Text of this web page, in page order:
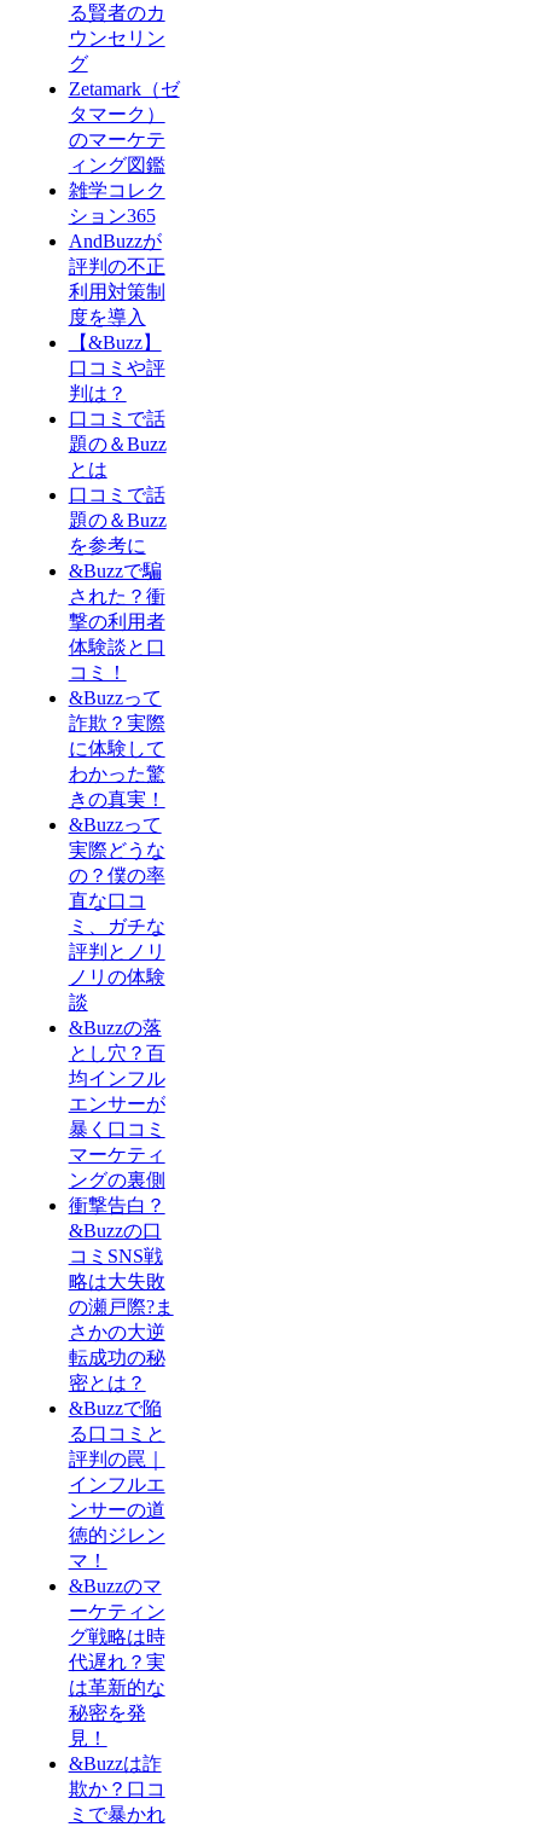
る賢者のカ
ウンセリン
グ
Zetamark（ゼ
タマーク）
のマーケテ
ィング図鑑
雑学コレク
ション365
AndBuzzが
評判の不正
利用対策制
度を導入
【&Buzz】
口コミや評
判は？
口コミで話
題の＆Buzz
とは
口コミで話
題の＆Buzz
を参考に
&Buzzで騙
された？衝
撃の利用者
体験談と口
コミ！
&Buzzって
詐欺？実際
に体験して
わかった驚
きの真実！
&Buzzって
実際どうな
の？僕の率
直な口コ
ミ、ガチな
評判とノリ
ノリの体験
談
&Buzzの落
とし穴？百
均インフル
エンサーが
暴く口コミ
マーケティ
ングの裏側
衝撃告白？
&Buzzの口
コミSNS戦
略は大失敗
の瀬戸際?ま
さかの大逆
転成功の秘
密とは？
&Buzzで陥
る口コミと
評判の罠｜
インフルエ
ンサーの道
徳的ジレン
マ！
&Buzzのマ
ーケティン
グ戦略は時
代遅れ？実
は革新的な
秘密を発
見！
&Buzzは詐
欺か？口コ
ミで暴かれ